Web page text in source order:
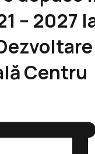
– 2027
Centru